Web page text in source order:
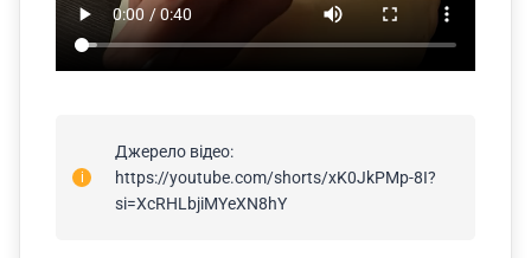
Джерело відео:
https://youtube.com/shorts/xK0JkPMp-8I?
si=XcRHLbjiMYeXN8hY